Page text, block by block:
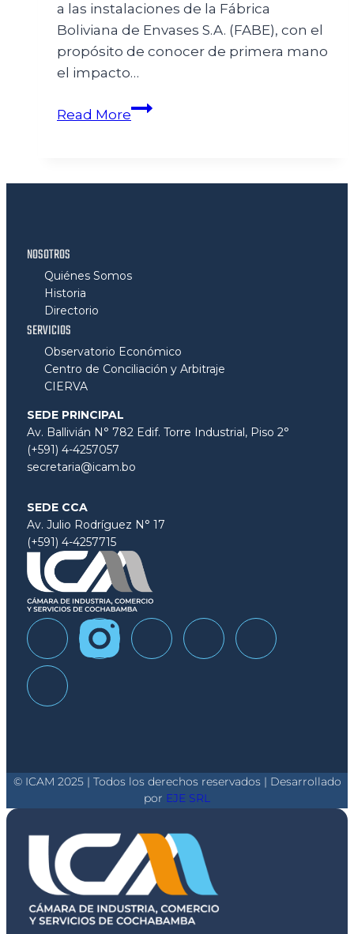
a las instalaciones de la Fábrica
Boliviana de Envases S.A. (FABE), con el
propósito de conocer de primera mano
el impacto…
Read More
NOSOTROS
Quiénes Somos
Historia
Directorio
SERVICIOS
Observatorio Económico
Centro de Conciliación y Arbitraje
CIERVA
SEDE PRINCIPAL
Av. Ballivián N° 782 Edif. Torre Industrial, Piso 2°
(+591) 4-4257057
secretaria@icam.bo
SEDE CCA
Av. Julio Rodríguez N° 17
(+591) 4-4257715
© ICAM 2025 | Todos los derechos reservados | Desarrollado
por EJE SRL